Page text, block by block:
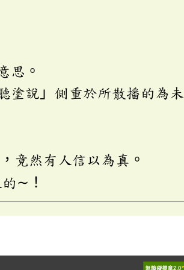
思。
塗說」側重於所散播的為未
竟然有人信以為真。
∼！